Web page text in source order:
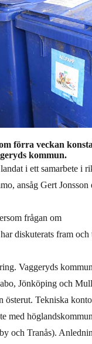
förra veckan
kommun.
i ett samarbete i
ansåg Gert Jonsson
frågan om
diskuterats fram
Vaggeryds
Jönköping och
österut. Tekniska
med
och Tranås).